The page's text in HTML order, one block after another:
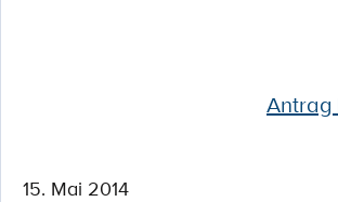
Antrag
15. Mai 2014